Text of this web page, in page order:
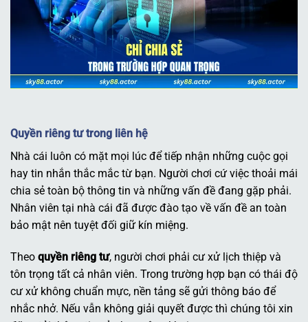
Quyền riêng tư trong liên hệ
Nhà cái luôn có mặt mọi lúc để tiếp nhận những cuộc gọi
hay tin nhắn thắc mắc từ bạn. Người chơi cứ việc thoải mái
chia sẻ toàn bộ thông tin và những vấn đề đang gặp phải.
Nhân viên tại nhà cái đã được đào tạo về vấn đề an toàn
bảo mật nên tuyệt đối giữ kín miệng.
Theo quyền riêng tư, người chơi phải cư xử lịch thiệp và
tôn trọng tất cả nhân viên. Trong trường hợp bạn có thái độ
cư xử không chuẩn mực, nền tảng sẽ gửi thông báo để
nhắc nhở. Nếu vẫn không giải quyết được thì chúng tôi xin